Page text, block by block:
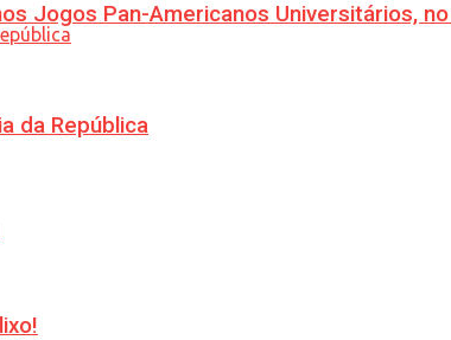
da República
Jogos Pan-Americanos Universitários,